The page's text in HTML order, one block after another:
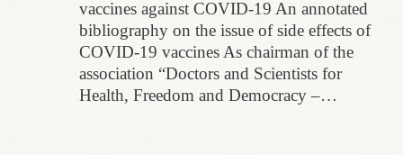
vaccines against COVID-19 An annotated
bibliography on the issue of side effects of
COVID-19 vaccines As chairman of the
association “Doctors and Scientists for
Health, Freedom and Democracy –…